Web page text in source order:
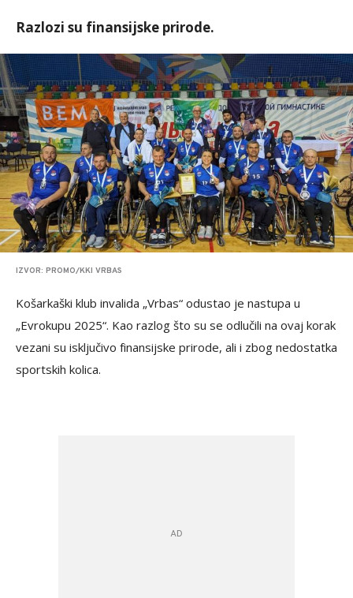
Razlozi su finansijske prirode.
IZVOR: PROMO/KKI VRBAS
Košarkaški klub invalida „Vrbas“ odustao je nastupa u
„Evrokupu 2025“. Kao razlog što su se odlučili na ovaj korak
vezani su isključivo finansijske prirode, ali i zbog nedostatka
sportskih kolica.